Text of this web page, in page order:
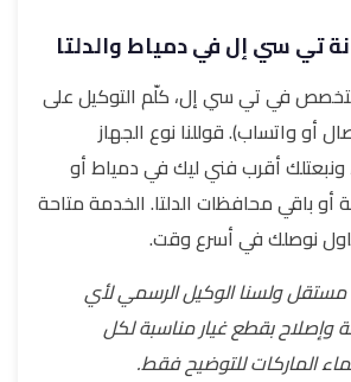
تي سي إل في دمياط والدلتا
في تي سي إل، كلّم التوكيل على
أو واتساب). قوللنا نوع الجهاز
أقرب فني ليك في دمياط أو
أو باقي محافظات الدلتا. الخدمة متاحة
نوصلك في أسرع وقت.
مستقل ولسنا الوكيل الرسمي لأي
وإصلاح بقطع غيار مناسبة لكل
الماركات للتوضيح فقط.